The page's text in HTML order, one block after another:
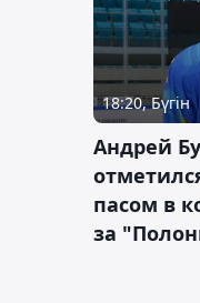
18:20, Бүгін
Андрей
пасом в
за